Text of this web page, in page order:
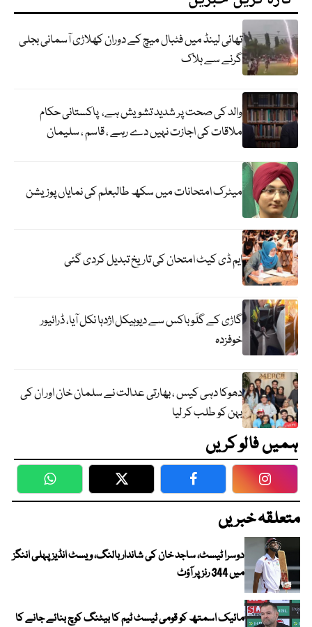
تھائی لینڈ میں فٹبال میچ کے دوران کھلاڑی آسمانی بجلی
گرنے سے ہلاک
والد کی صحت پر شدید تشویش ہے، پاکستانی حکام
ملاقات کی اجازت نہیں دے رہے ، قاسم ، سلیمان
میٹرک امتحانات میں سکھ طالبعلم کی نمایاں پوزیشن
ایم ڈی کیٹ امتحان کی تاریخ تبدیل کردی گئی
گاڑی کے گلَو باکس سے دیوہیکل اژدہا نکل آیا، ڈرائیور
خوفزدہ
دھوکا دہی کیس ، بھارتی عدالت نے سلمان خان اور ان کی
بہن کو طلب کر لیا
ہمیں فالو کریں
WhatsApp Twitter Facebook
متعلقہ خبریں
دوسرا ٹیسٹ، ساجد خان کی شاندار بالنگ، ویسٹ انڈیز پہلی اننگز
میں 344 رنز پر آؤٹ
مائیک اسمتھ کو قومی ٹیسٹ ٹیم کا بیٹنگ کوچ بنائے جانے کا